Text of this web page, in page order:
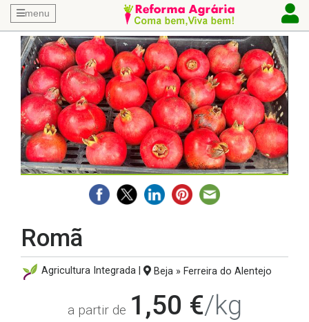
menu
Romã
Agricultura Integrada | Beja » Ferreira do Alentejo
a partir de 1,50 €/kg